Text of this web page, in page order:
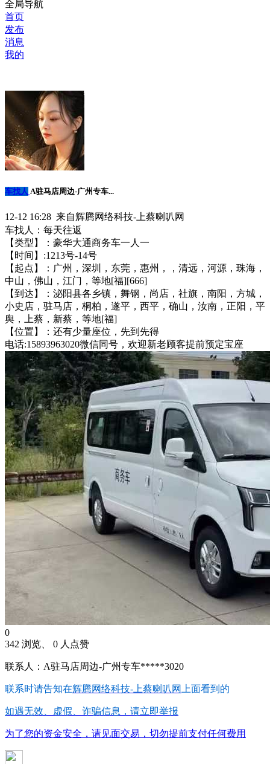
全局导航
首页
发布
消息
我的
车找人 A驻马店周边-广州专车...
12-12 16:28 来自辉腾网络科技-上蔡喇叭网
车找人：每天往返
【类型】：豪华大通商务车一人一
【时间】:12️13号-14号
【起点】：广州，深圳，东莞，惠州，，清远，河源，珠海，
中山，佛山，江门，等地[福][666]
【到达】：泌阳县各乡镇，舞钢，尚店，社旗，南阳，方城，
小史店，驻马店，桐柏，遂平，西平，确山，汝南，正阳，平
舆，上蔡，新蔡，等地[福]
【位置】：还有少量座位，先到先得
电话:15893963020微信同号，欢迎新老顾客提前预定宝座
0
342 浏览、 0 人点赞
联系人：A驻马店周边-广州专车*****3020
联系时请告知在辉腾网络科技-上蔡喇叭网 上面看到的
如遇无效、虚假、诈骗信息，请立即举报
为了您的资金安全，请见面交易，切勿提前支付任何费用